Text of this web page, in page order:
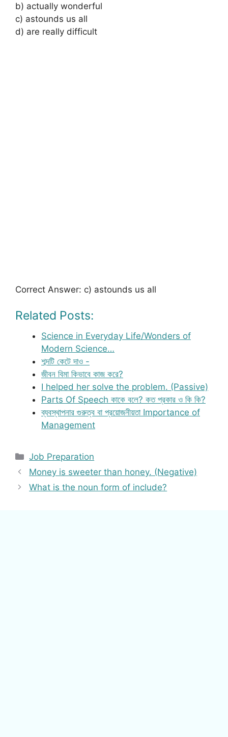
b) actually wonderful
c) astounds us all
d) are really difficult
Correct Answer: c) astounds us all
Related Posts:
Science in Everyday Life/Wonders of
Modern Science…
শব্দটি কেটে দাও -
জীবন বিমা কিভাবে কাজ করে?
I helped her solve the problem. (Passive)
Parts Of Speech কাকে বলে? কত প্রকার ও কি কি?
ব্যবস্থাপনার গুরুত্ব বা প্রয়োজনীয়তা Importance of
Management
Categories
Job Preparation
Money is sweeter than honey. (Negative)
What is the noun form of include?